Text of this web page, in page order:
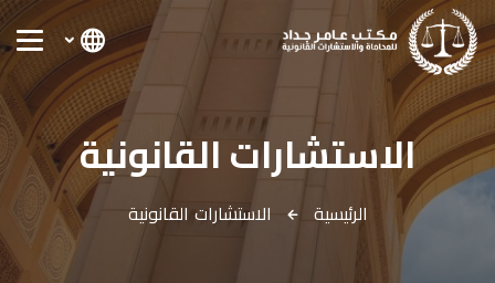
الاستشارات القانونية
الرئيسية الاستشارات القانونية